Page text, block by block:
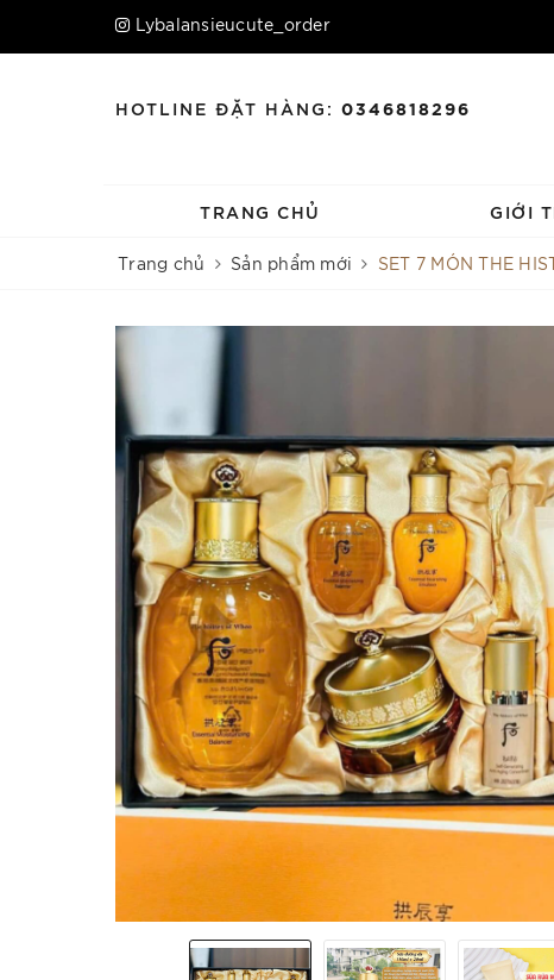
Lybalansieucute_order
HOTLINE ĐẶT HÀNG: 0346818296
TRANG CHỦ GIỚI
Trang chủ Sản phẩm mới SET 7 MÓN THE